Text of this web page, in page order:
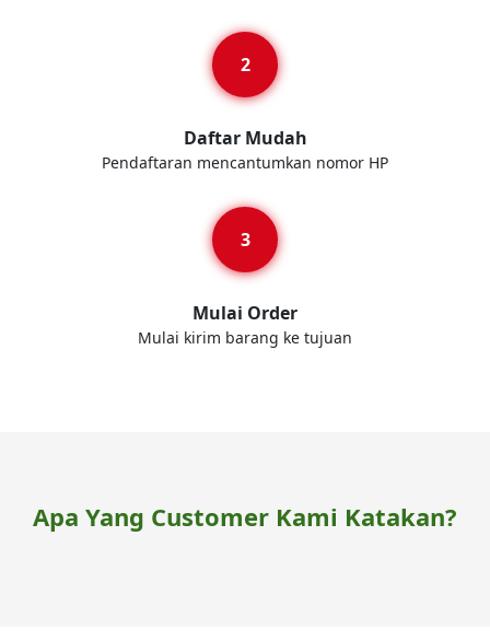
Daftar Mudah
Pendaftaran mencantumkan nomor HP
Mulai Order
Mulai kirim barang ke tujuan
Apa Yang Customer Kami Katakan?